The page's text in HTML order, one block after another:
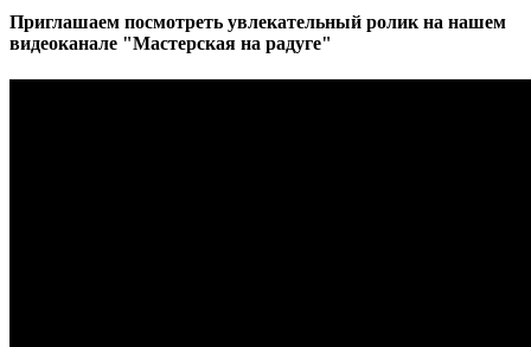
Приглашаем посмотреть увлекательный ролик на нашем
видеоканале "Мастерская на радуге"